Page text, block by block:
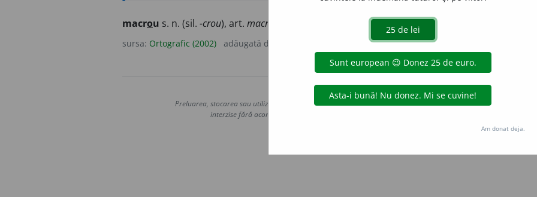
macrou s. n. (sil. -crou), art. macr
sursa: Ortografic (2002) adăugată de
Copyright © 2004-2026 dexonline (https://dexonline.ro)
Preluarea, stocarea sau utilizarea datelor de pe acest site, inclusiv prin orice metode de extragere automată
interzise fără acordul nostru prealabil scris, cu excepția seturilor de date oferite oficial spre utilizare
Hosterion
Am donat deja.